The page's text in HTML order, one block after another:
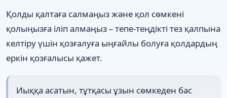
Қолды қалтаға салмаңыз және қол сөмкені
қолыңызға іліп алмаңыз – тепе-теңдікті тез қалпына
келтіру үшін қозғалуға ыңғайлы болуға қолдардың
еркін қозғалысы қажет.
Иыққа асатын, тұтқасы ұзын сөмкеден бас